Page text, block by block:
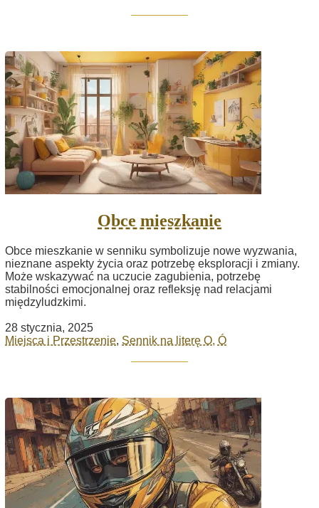
Obce mieszkanie
Obce mieszkanie w senniku symbolizuje nowe wyzwania,
nieznane aspekty życia oraz potrzebę eksploracji i zmiany.
Może wskazywać na uczucie zagubienia, potrzebę
stabilności emocjonalnej oraz refleksję nad relacjami
międzyludzkimi.
28 stycznia, 2025
Miejsca i Przestrzenie, Sennik na literę O, Ó